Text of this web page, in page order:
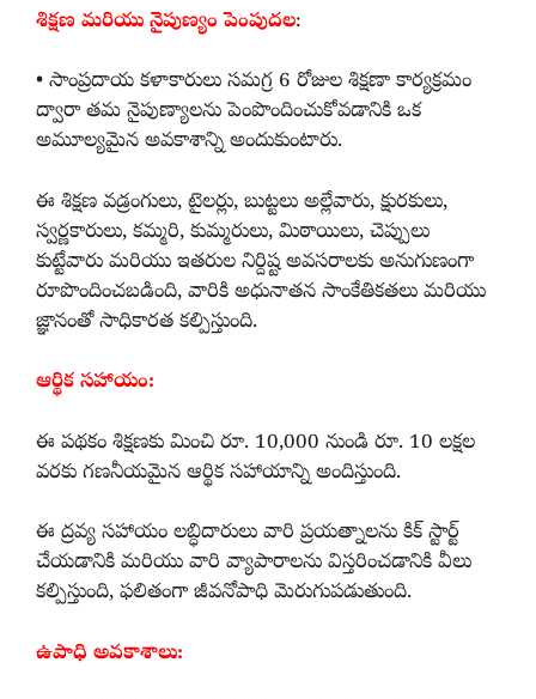
శిక్షణ మరియు నైపుణ్యం పెంపుదల:
• సాంప్రదాయ కళాకారులు సమగ్ర 6 రోజుల శిక్షణా కార్యక్రమం
ద్వారా తమ నైపుణ్యాలను పెంపొందించుకోవడానికి ఒక
అమూల్యమైన అవకాశాన్ని అందుకుంటారు.
ఈ శిక్షణ వడ్రంగులు, టైలర్లు, బుట్టలు అల్లేవారు, క్షురకులు,
స్వర్ణకారులు, కమ్మరి, కుమ్మరులు, మిఠాయిలు, చెప్పులు
కుట్టేవారు మరియు ఇతరుల నిర్దిష్ట అవసరాలకు అనుగుణంగా
రూపొందించబడింది, వారికి అధునాతన సాంకేతికతలు మరియు
జ్ఞానంతో సాధికారత కల్పిస్తుంది.
ఆర్థిక సహాయం:
ఈ పథకం శిక్షణకు మించి రూ. 10,000 నుండి రూ. 10 లక్షల
వరకు గణనీయమైన ఆర్థిక సహాయాన్ని అందిస్తుంది.
ఈ ద్రవ్య సహాయం లబ్ధిదారులు వారి ప్రయత్నాలను కిక్ స్టార్ట్
చేయడానికి మరియు వారి వ్యాపారాలను విస్తరించడానికి వీలు
కల్పిస్తుంది, ఫలితంగా జీవనోపాధి మెరుగుపడుతుంది.
ఉపాధి అవకాశాలు: